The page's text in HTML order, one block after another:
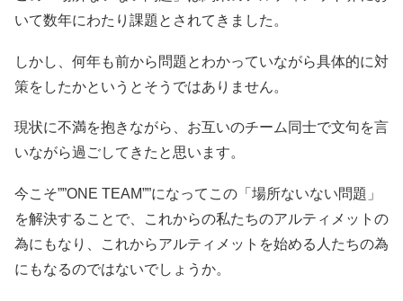
いて数年にわたり課題とされてきました。
しかし、何年も前から問題とわかっていながら具体的に対
策をしたかというとそうではありません。
現状に不満を抱きながら、お互いのチーム同士で文句を言
いながら過ごしてきたと思います。
今こそ””ONE TEAM””になってこの「場所ないない問題」
を解決することで、これからの私たちのアルティメットの
為にもなり、これからアルティメットを始める人たちの為
にもなるのではないでしょうか。